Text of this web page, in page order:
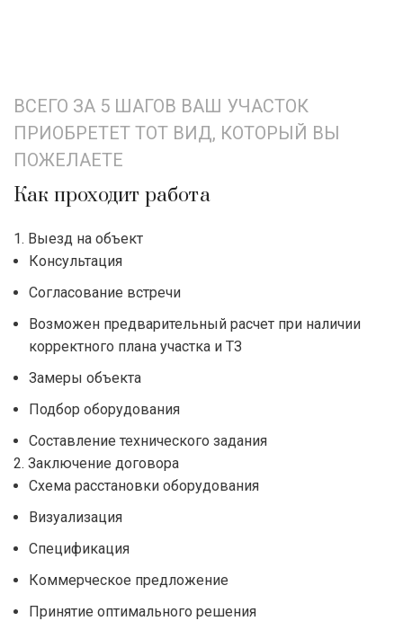
ВСЕГО ЗА 5 ШАГОВ ВАШ УЧАСТОК
ПРИОБРЕТЕТ ТОТ ВИД, КОТОРЫЙ ВЫ
ПОЖЕЛАЕТЕ
Как проходит работа
1. Выезд на объект
Консультация
Согласование встречи
Возможен предварительный расчет при наличии
корректного плана участка и ТЗ
Замеры объекта
Подбор оборудования
Составление технического задания
2. Заключение договора
Схема расстановки оборудования
Визуализация
Спецификация
Коммерческое предложение
Принятие оптимального решения